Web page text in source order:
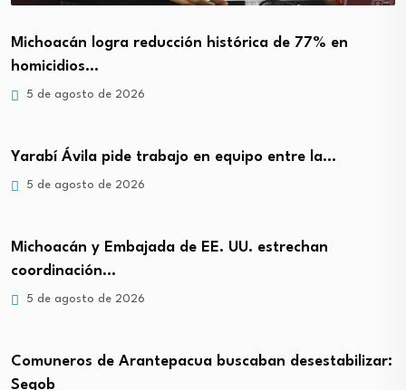
Michoacán logra reducción histórica de 77% en
homicidios…
5 de agosto de 2026
Yarabí Ávila pide trabajo en equipo entre la…
5 de agosto de 2026
Michoacán y Embajada de EE. UU. estrechan
coordinación…
5 de agosto de 2026
Comuneros de Arantepacua buscaban desestabilizar:
Segob